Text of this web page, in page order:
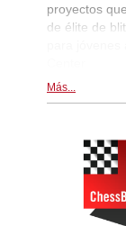
proyectos
de élite de
Más...